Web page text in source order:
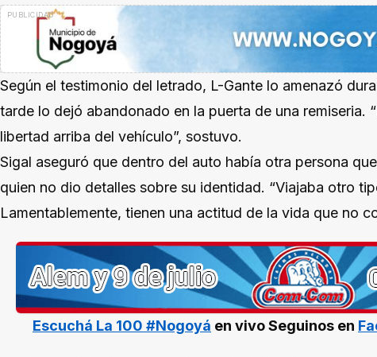
Según el testimonio del letrado, L-Gante lo amenazó
tarde lo dejó abandonado en la puerta de una remiseria.
libertad arriba del vehículo”, sostuvo.
Sigal aseguró que dentro del auto había otra persona
quien no dio detalles sobre su identidad. “Viajaba otro
Lamentablemente, tienen una actitud de la vida que no
Escuchá La 100 #Nogoyá en vivoSeguinos en